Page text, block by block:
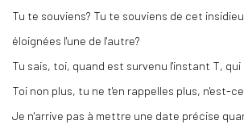
Tu te souviens? Tu te souviens de cet
éloignées l'une de l'autre?
Tu sais, toi, quand est survenu l'instant T,
Toi non plus, tu ne t'en rappelles plus, n'est-
Je n'arrive pas à mettre une date précise